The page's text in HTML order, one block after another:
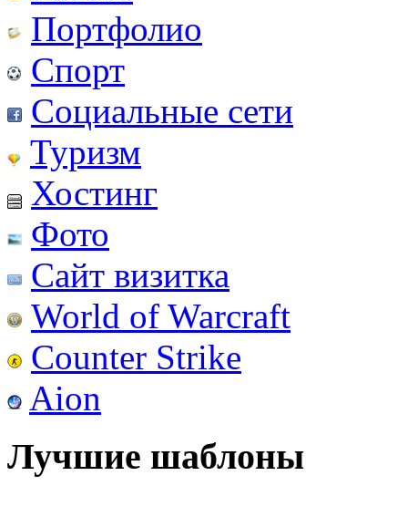
Портфолио
Спорт
Социальные сети
Туризм
Хостинг
Фото
Сайт визитка
World of Warcraft
Counter Strike
Aion
Лучшие шаблоны